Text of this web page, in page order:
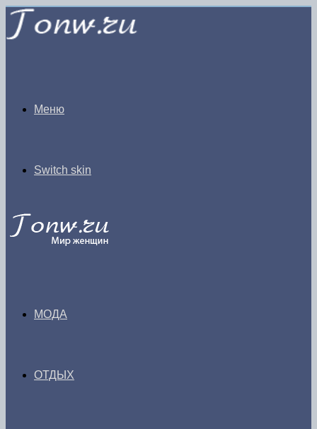
Меню
Switch skin
МОДА
ОТДЫХ